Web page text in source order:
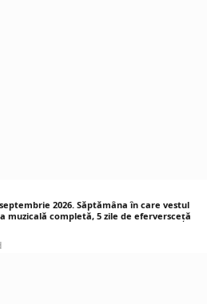
2026. Săptămâna în care vestul
muzicală completă, 5 zile de eferversceță